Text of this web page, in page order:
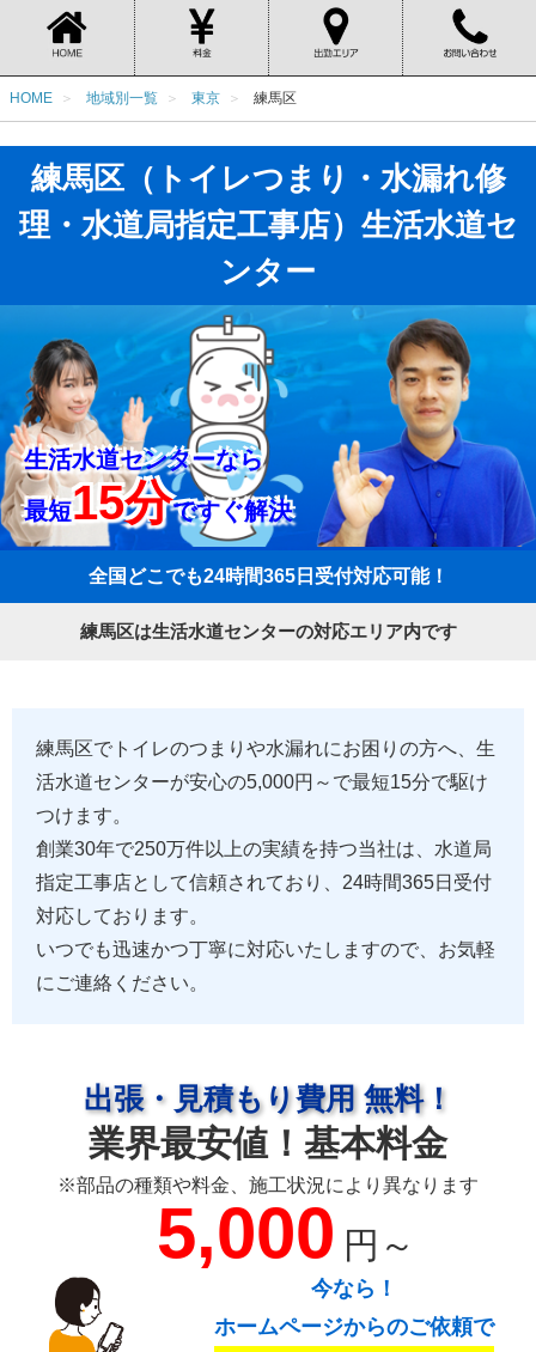
HOME 地域別一覧 東京 練馬区
練馬区（トイレつまり・水漏れ修
理・水道局指定工事店）生活水道セ
ンター
生活水道センターなら
最短15分ですぐ解決
全国どこでも24時間365日受付対応可能！
練馬区は生活水道センターの対応エリア内です
練馬区でトイレのつまりや水漏れにお困りの方へ、生
活水道センターが安心の5,000円～で最短15分で駆け
つけます。
創業30年で250万件以上の実績を持つ当社は、水道局
指定工事店として信頼されており、24時間365日受付
対応しております。
いつでも迅速かつ丁寧に対応いたしますので、お気軽
にご連絡ください。
出張・見積もり費用 無料！
業界最安値！基本料金
※部品の種類や料金、施工状況により異なります
5,000円～
今なら！
ホームページからのご依頼で